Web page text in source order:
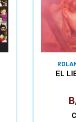
EL